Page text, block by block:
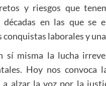
y riesgos que
en las que se
laborales y
sí misma la lucha
Hoy nos
alzar la voz por la